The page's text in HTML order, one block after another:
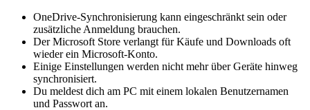
OneDrive-Synchronisierung kann eingeschränkt sein oder
zusätzliche Anmeldung brauchen.
Der Microsoft Store verlangt für Käufe und Downloads oft
wieder ein Microsoft-Konto.
Einige Einstellungen werden nicht mehr über Geräte hinweg
synchronisiert.
Du meldest dich am PC mit einem lokalen Benutzernamen
und Passwort an.